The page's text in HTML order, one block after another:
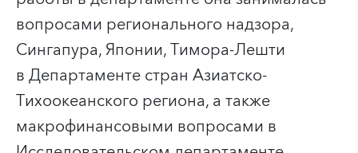
вопросами регионального надзора,
Сингапура, Японии, Тимора-Лешти
в Департаменте стран Азиатско-
Тихоокеанского региона, а также
макрофинансовыми вопросами в